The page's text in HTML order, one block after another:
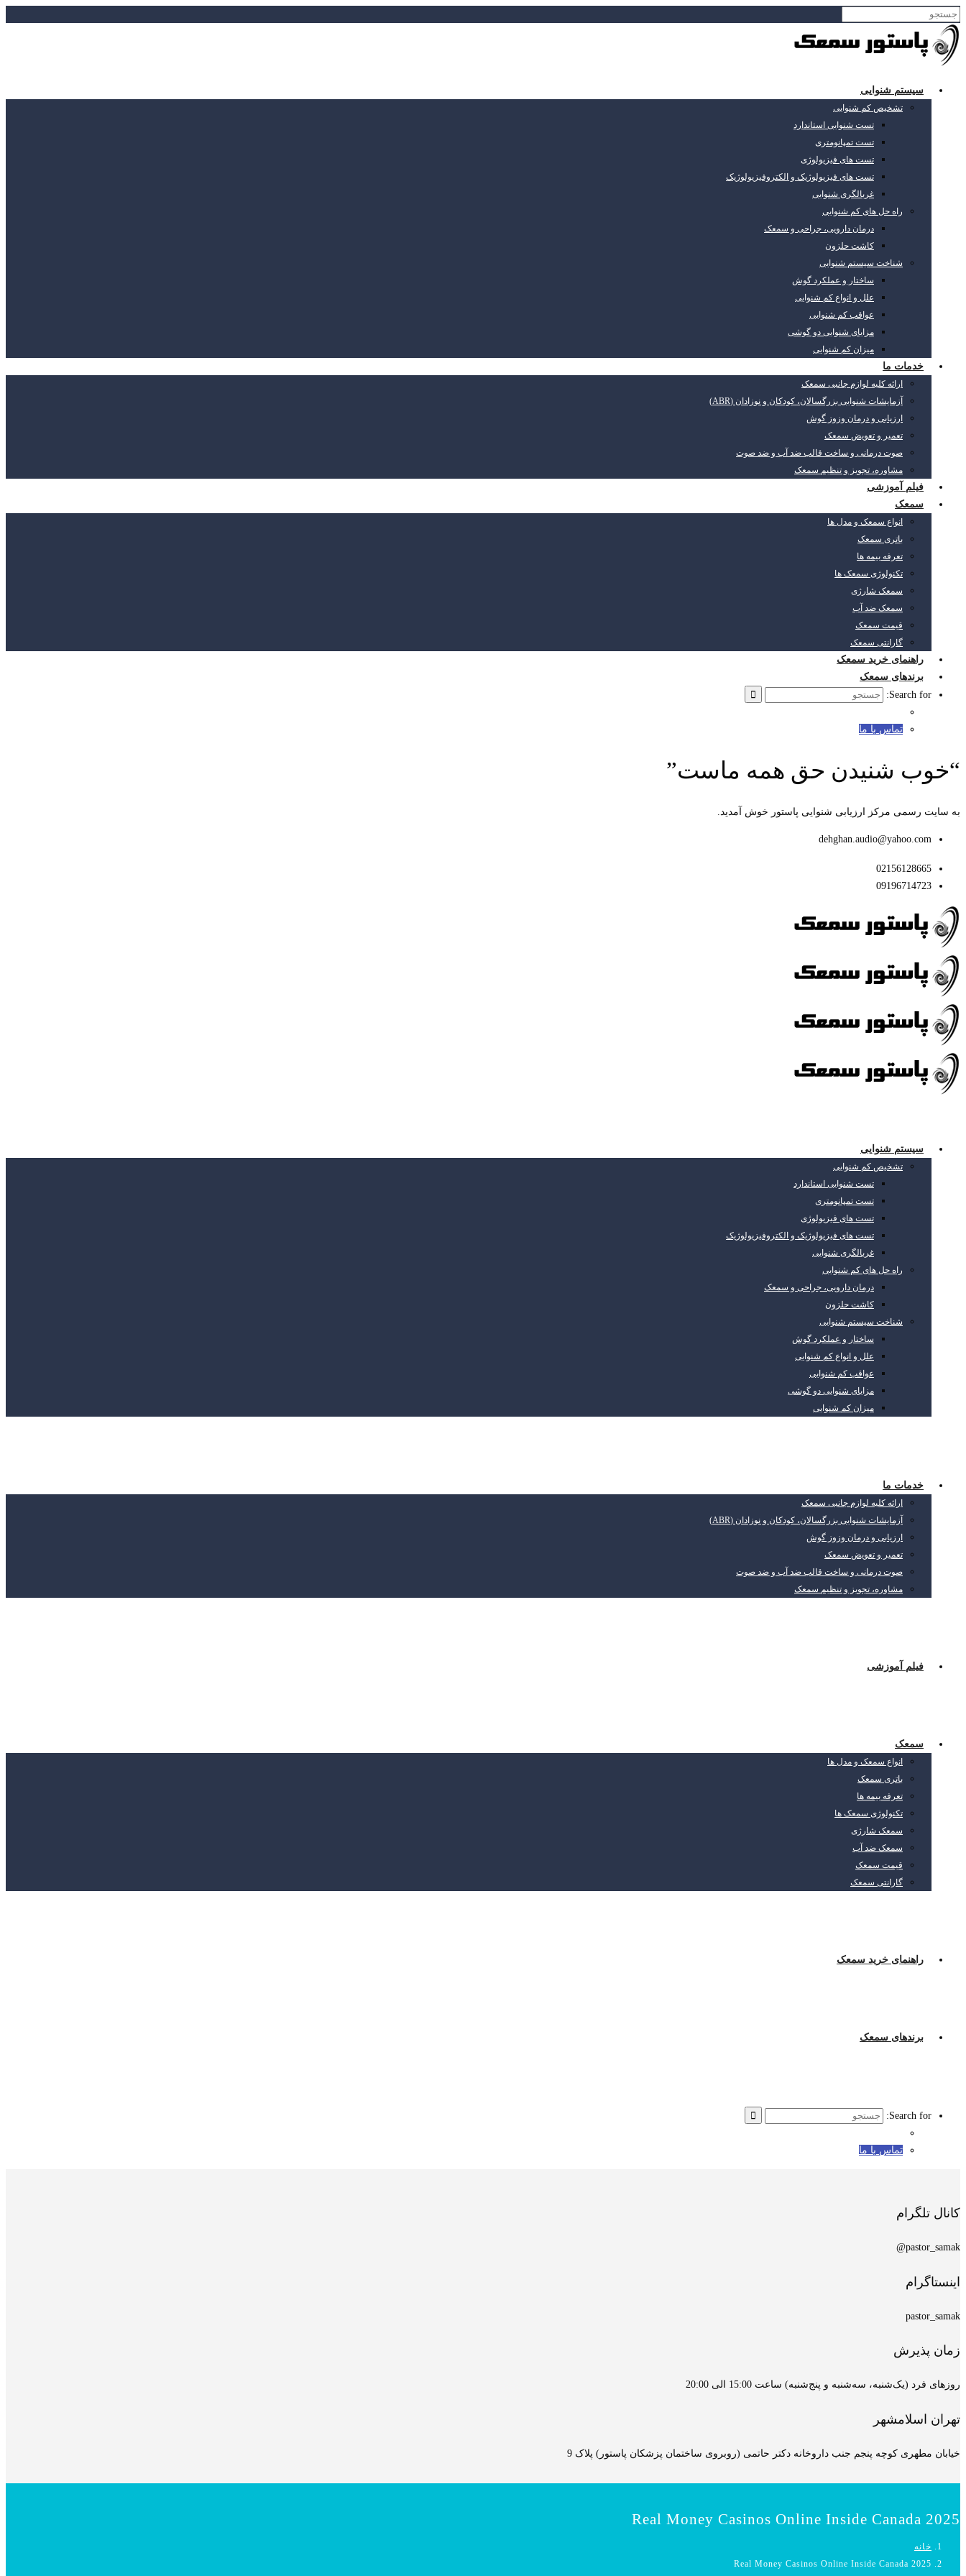
سیستم شنوایی
تشخیص کم شنوایی
تست شنوایی استاندارد
تست تمپانومتری
تست های فیزیولوژی
تست های فیزیولوژیک و الکتروفیزیولوژیک
غربالگری شنوایی
راه حل های کم شنوایی
درمان دارویی، جراحی و سمعک
کاشت حلزون
شناخت سیستم شنوایی
ساختار و عملکرد گوش
علل و انواع کم شنوایی
عواقب کم شنوایی
مزایای شنوایی دو گوشی
میزان کم شنوایی
خدمات ما
ارائه کلیه لوازم جانبی سمعک
آزمایشات شنوایی بزرگسالان، کودکان و نوزادان (ABR)
ارزیابی و درمان وزوز گوش
تعمیر و تعویض سمعک
صوت درمانی و ساخت قالب ضد آب و ضد صوت
مشاوره، تجویز و تنظیم سمعک
فیلم آموزشی
سمعک
انواع سمعک و مدل ها
باتری سمعک
تعرفه بیمه ها
تکنولوژی سمعک ها
سمعک شارژی
سمعک ضد آب
قیمت سمعک
گارانتی سمعک
راهنمای خرید سمعک
برندهای سمعک
Search for:
تماس با ما
“خوب شنیدن حق همه ماست”
به سایت رسمی مرکز ارزیابی شنوایی پاستور خوش آمدید.
dehghan.audio@yahoo.com
02156128665
09196714723
سیستم شنوایی
تشخیص کم شنوایی
تست شنوایی استاندارد
تست تمپانومتری
تست های فیزیولوژی
تست های فیزیولوژیک و الکتروفیزیولوژیک
غربالگری شنوایی
راه حل های کم شنوایی
درمان دارویی، جراحی و سمعک
کاشت حلزون
شناخت سیستم شنوایی
ساختار و عملکرد گوش
علل و انواع کم شنوایی
عواقب کم شنوایی
مزایای شنوایی دو گوشی
میزان کم شنوایی
خدمات ما
ارائه کلیه لوازم جانبی سمعک
آزمایشات شنوایی بزرگسالان، کودکان و نوزادان (ABR)
ارزیابی و درمان وزوز گوش
تعمیر و تعویض سمعک
صوت درمانی و ساخت قالب ضد آب و ضد صوت
مشاوره، تجویز و تنظیم سمعک
فیلم آموزشی
سمعک
انواع سمعک و مدل ها
باتری سمعک
تعرفه بیمه ها
تکنولوژی سمعک ها
سمعک شارژی
سمعک ضد آب
قیمت سمعک
گارانتی سمعک
راهنمای خرید سمعک
برندهای سمعک
Search for:
تماس با ما
کانال تلگرام
pastor_samak@
اینستاگرام
pastor_samak
زمان پذیرش
روزهای فرد (یک‌شنبه، سه‌شنبه و پنج‌شنبه) ساعت 15:00 الی 20:00
تهران اسلامشهر
خیابان مطهری کوچه پنجم جنب داروخانه دکتر حاتمی (روبروی ساختمان پزشکان پاستور) پلاک 9
Real Money Casinos Online Inside Canada 2025
خانه
Real Money Casinos Online Inside Canada 2025